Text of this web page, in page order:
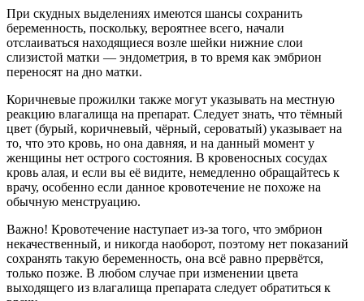
При скудных выделениях имеются шансы сохранить
беременность, поскольку, вероятнее всего, начали
отслаиваться находящиеся возле шейки нижние слои
слизистой матки — эндометрия, в то время как эмбрион
переносят на дно матки.
Коричневые прожилки также могут указывать на местную
реакцию влагалища на препарат. Следует знать, что тёмный
цвет (бурый, коричневый, чёрный, сероватый) указывает на
то, что это кровь, но она давняя, и на данный момент у
женщины нет острого состояния. В кровеносных сосудах
кровь алая, и если вы её видите, немедленно обращайтесь к
врачу, особенно если данное кровотечение не похоже на
обычную менструацию.
Важно! Кровотечение наступает из-за того, что эмбрион
некачественный, и никогда наоборот, поэтому нет показаний
сохранять такую беременность, она всё равно прервётся,
только позже. В любом случае при изменении цвета
выходящего из влагалища препарата следует обратиться к